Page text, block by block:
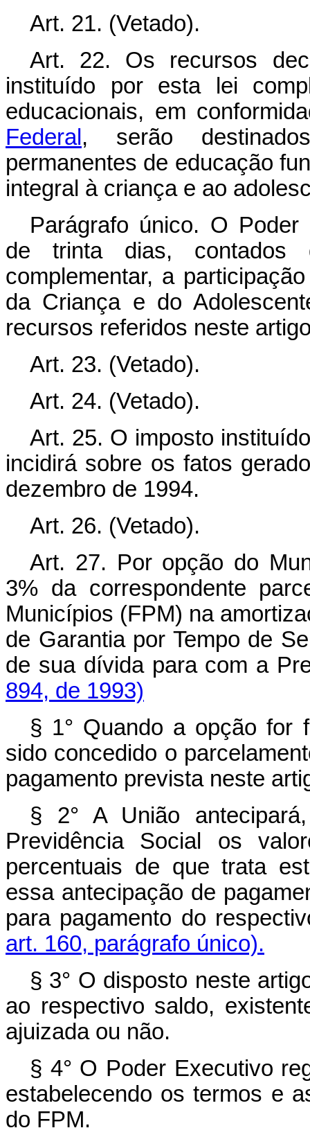
Art. 21. (Vetado).
Art. 22. Os recursos
instituído por esta lei
educacionais, em
Federal , serão
permanentes de educação
integral à criança e ao
Parágrafo único. O
de trinta dias,
complementar, a
da Criança e do
recursos referidos neste
Art. 23. (Vetado).
Art. 24. (Vetado).
Art. 25. O imposto
incidirá sobre os fatos
dezembro de 1994.
Art. 26. (Vetado).
Art. 27. Por opção do
3% da correspondente
Municípios (FPM) na
de Garantia por Tempo de
de sua dívida para com a
894, de 1993)
§ 1° Quando a opção for
sido concedido o
pagamento prevista neste
§ 2° A União
Previdência Social os
percentuais de que trata
essa antecipação de
para pagamento do
art. 160, parágrafo único).
§ 3° O disposto neste
ao respectivo saldo,
ajuizada ou não.
§ 4° O Poder Executivo
estabelecendo os termos e
do FPM.